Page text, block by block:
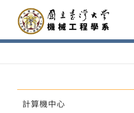
計算機中心